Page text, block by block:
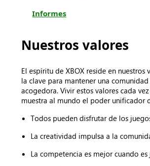
Informes
Nuestros valores
El espíritu de XBOX reside en nuestros
la clave para mantener una
acogedora. Vivir estos valores cada
muestra al mundo el poder unificador
Todos pueden disfrutar de los
La creatividad impulsa a la
La competencia es mejor cuando es